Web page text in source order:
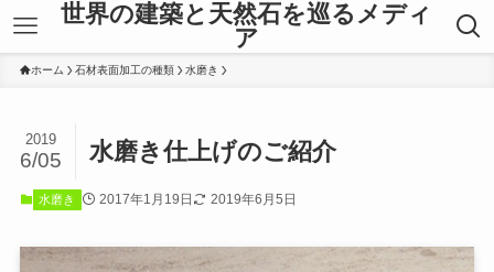
世界の建築と天然石を巡るメディ
ア
ホーム 石材表面加工の種類 水磨き
水磨き仕上げのご紹介
2019
6/05
水磨き 2017年1月19日 2019年6月5日